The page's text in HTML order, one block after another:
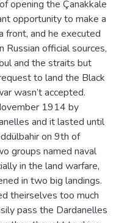
opening the Çanakkale
opportunity to make a
front, and he executed
Russian official sources,
and the straits but
to land the Black
wasn’t accepted.
1914 by
and it lasted until
on 9th of
groups named naval
in the land warfare,
in two big landings.
theirselves too much
pass the Dardanelles